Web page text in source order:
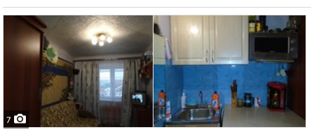
7